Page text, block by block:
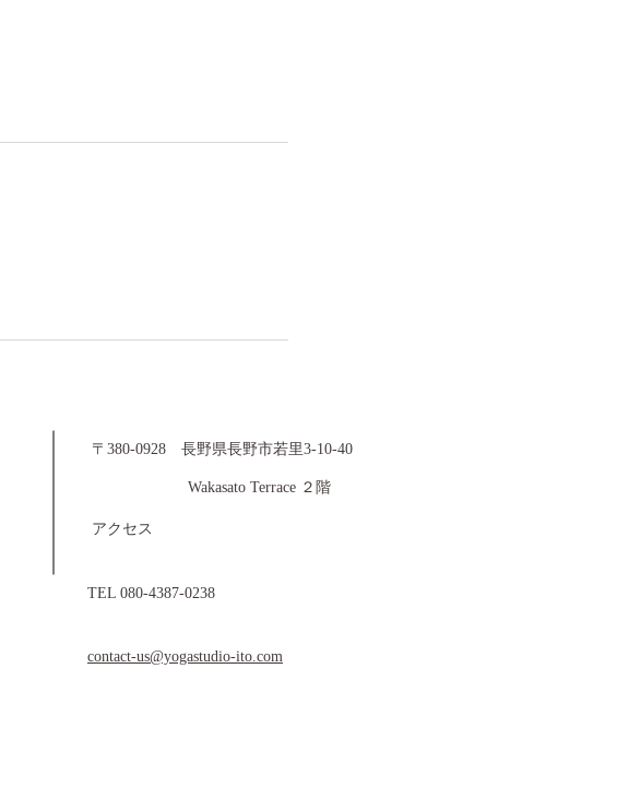
​〒380-0928 長野県長野市若里3-10-40
Wakasato Terrace ２階
​アクセス
TEL 080-4387-0238
contact-us@yogastudio-ito.com